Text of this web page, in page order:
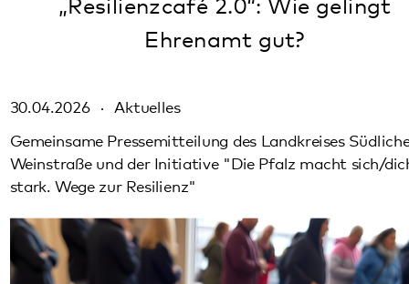
Ehrenamt gut?
Gemeinsame Pressemitteilung des Landkreises Südliche
stark. Wege zur Resilienz"